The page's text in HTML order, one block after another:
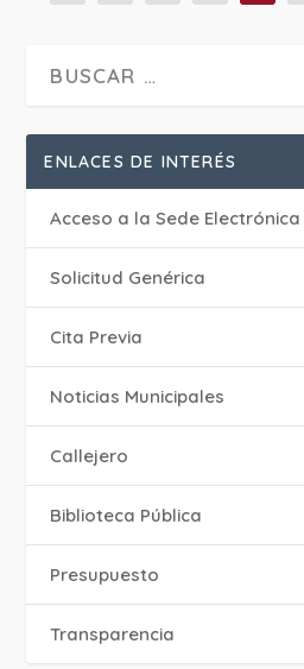
ENLACES DE INTERÉS
Acceso a la Sede Electrónica
Solicitud Genérica
Cita Previa
‎Noticias Municipales
Callejero
Biblioteca Pública
Presupuesto
Transparencia